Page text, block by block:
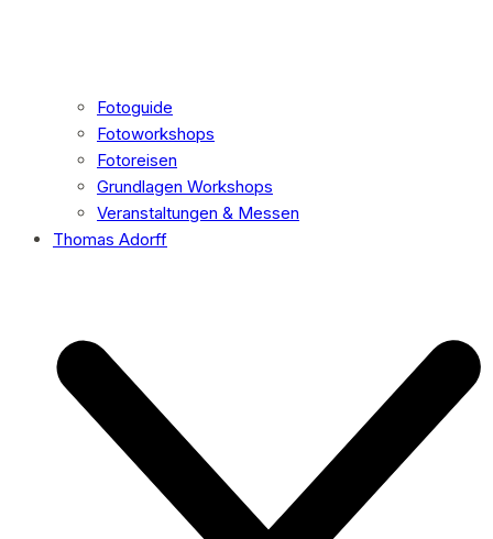
Fotoguide
Fotoworkshops
Fotoreisen
Grundlagen Workshops
Veranstaltungen & Messen
Thomas Adorff